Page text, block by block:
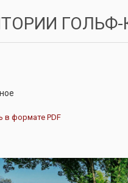
в формате PDF